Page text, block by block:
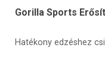
Gorilla Sports
Hatékony edzéshez